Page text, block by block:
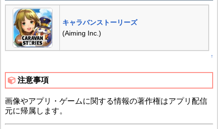
キャラバンストーリーズ
(Aiming Inc.)
↑
注意事項
画像やアプリ・ゲームに関する情報の著作権はアプリ配信
元に帰属します。